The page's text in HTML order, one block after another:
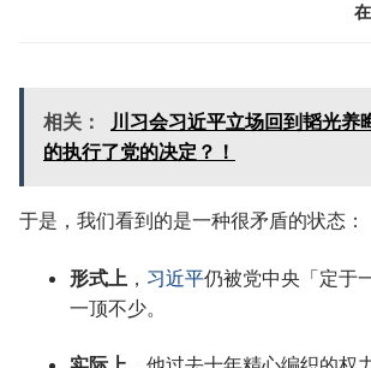
相关：
川习会习近平立场回到韬光养
的执行了党的决定？！
于是，我们看到的是一种很矛盾的状态：
形式上 ， 习近平仍被党中央「定于
一顶不少。